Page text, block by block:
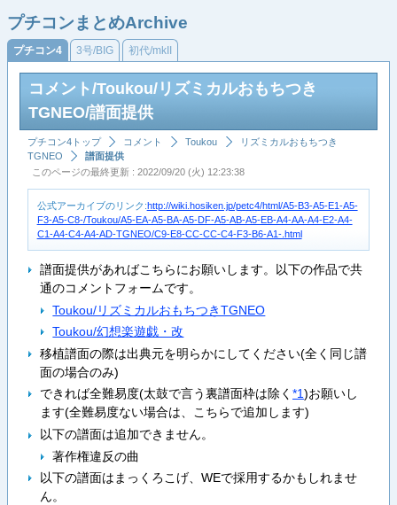
プチコンまとめArchive
プチコン4 3号/BIG 初代/mkII
コメント/Toukou/リズミカルおもちつき
TGNEO/譜面提供
プチコン4トップ コメント Toukou
リズミカルおもちつき
TGNEO
譜面提供
このページの最終更新 : 2022/09/20 (火) 12:23:38
公式アーカイブのリンク:http://wiki.hosiken.jp/petc4/html/A5-B3-A5-E1-A5-
F3-A5-C8-/Toukou/A5-EA-A5-BA-A5-DF-A5-AB-A5-EB-A4-AA-A4-E2-A4-
C1-A4-C4-A4-AD-TGNEO/C9-E8-CC-CC-C4-F3-B6-A1-.html
譜面提供があればこちらにお願いします。以下の作品で共
通のコメントフォームです。
Toukou/リズミカルおもちつきTGNEO
Toukou/幻想楽遊戯・改
移植譜面の際は出典元を明らかにしてください(全く同じ譜
面の場合のみ)
できれば全難易度(太鼓で言う裏譜面枠は除く *1)お願いし
ます(全難易度ない場合は、こちらで追加します)
以下の譜面は追加できません。
著作権違反の曲
以下の譜面はまっくろこげ、WEで採用するかもしれませ
ん。